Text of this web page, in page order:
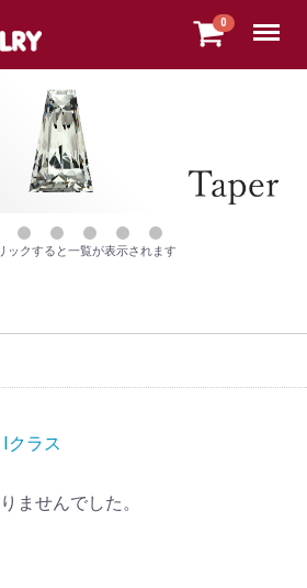
0 Menu
ックすると一覧が表示されます
Iクラス
ませんでした。